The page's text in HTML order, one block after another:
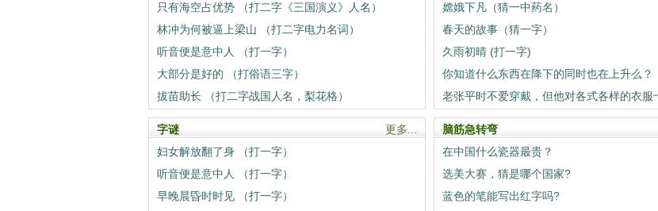
只有海空占优势 （打二字《三国演义》人名）
林冲为何被逼上梁山 （打二字电力名词）
听音便是意中人 （打一字）
大部分是好的 （打俗语三字）
拔苗助长 （打二字战国人名，梨花格）
嫦娥下凡（猜一中药名）
春天的故事（猜一字）
久雨初晴 (打一字)
你知道什么东西在降下的同时也在上升么？
更多...
字谜
妇女解放翻了身 （打一字）
听音便是意中人 （打一字）
早晚晨昏时时见 （打一字）
脑筋急转弯
在中国什么瓷器最贵？
选美大赛，猜是哪个国家?
蓝色的笔能写出红字吗?